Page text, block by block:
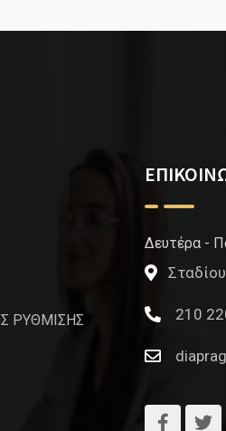
ΡΥΘΜΙΣΗΣ
Δευτέρα -
210